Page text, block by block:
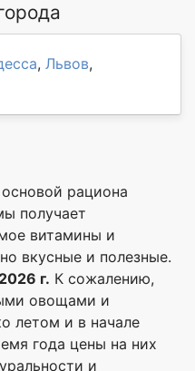
, Львов,
рациона
получает
витамины и
вкусные и полезные.
2026 г. К сожалению,
овощами и
летом и в начале
года цены на них
и